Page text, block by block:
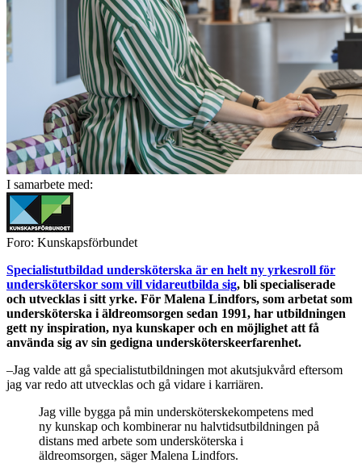
I samarbete med:
Foro: Kunskapsförbundet
Specialistutbildad undersköterska är en helt ny yrkesroll för
undersköterskor som vill vidareutbilda sig, bli specialiserade
och utvecklas i sitt yrke. För Malena Lindfors, som arbetat som
undersköterska i äldreomsorgen sedan 1991, har utbildningen
gett ny inspiration, nya kunskaper och en möjlighet att få
använda sig av sin gedigna undersköterskeerfarenhet.
–Jag valde att gå specialistutbildningen mot akutsjukvård eftersom
jag var redo att utvecklas och gå vidare i karriären.
Jag ville bygga på min undersköterskekompetens med
ny kunskap och kombinerar nu halvtidsutbildningen på
distans med arbete som undersköterska i
äldreomsorgen, säger Malena Lindfors.